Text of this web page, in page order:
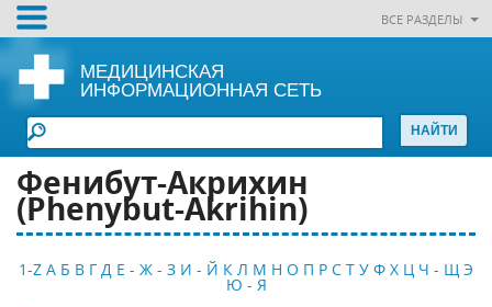
ВСЕ РАЗДЕЛЫ
МЕДИЦИНСКАЯ
ИНФОРМАЦИОННАЯ СЕТЬ
Фенибут-Акрихин
(Phenybut-Akrihin)
1-Z А Б В Г Д Е - Ж - З И - Й К Л М Н О П Р С Т У Ф Х Ц Ч - Щ Э
Ю - Я